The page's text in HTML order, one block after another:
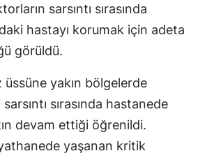
sarsıntı sırasında
hastayı korumak için adeta
görüldü.
yakın bölgelerde
sırasında hastanede
devam ettiği öğrenildi.
yaşanan kritik